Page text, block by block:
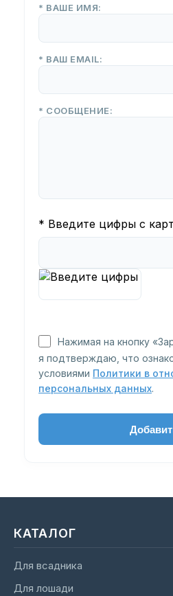
* ВАШЕ ИМЯ:
* ВАШ EMAIL:
* СООБЩЕНИЕ:
* Введите цифры с
Нажимая на кнопку
я подтверждаю, что
условиями Политики в
персональных данных.
КАТАЛОГ
Для всадника
Для лошади